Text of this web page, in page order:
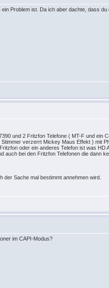
Problem ist. Da ich aber dachte, dass
und 2 Fritzfon Telefone ( MT-F und ein
verzerrt Mickey Maus Effekt ) mit
oder ein anderes Telefon ist was
bei den Fritzfon Telefonen die dann
der Sache mal bestimmt annehmen wird.
im CAPI-Modus?